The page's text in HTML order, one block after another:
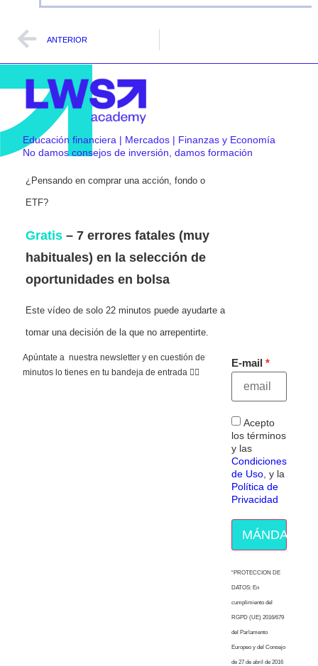
ANTERIOR
Educación financiera | Mercados | Finanzas y Economía
No damos consejos de inversión, damos formación
¿Pensando en comprar una acción, fondo o
ETF?
Gratis – 7 errores fatales (muy
habituales) en la selección de
oportunidades en bolsa
Este vídeo de solo 22 minutos puede ayudarte a
tomar una decisión de la que no arrepentirte.
Apúntate a nuestra newsletter y en cuestión de
minutos lo tienes en tu bandeja de entrada 👇🏻
E-mail
Acepto
los términos
y las
Condiciones
de Uso, y la
Política de
Privacidad
MÁNDAME
“PROTECCION DE
DATOS: En
cumplimiento del
RGPD (UE) 2016/679
del Parlamento
Europeo y del Consejo
de 27 de abril de 2016